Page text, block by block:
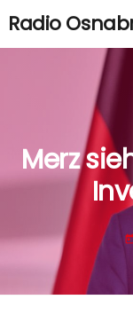
Radio
Merz
today